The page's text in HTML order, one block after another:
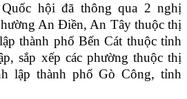
hội đã thông qua 2 nghị
An Điền, An Tây thuộc thị
thành phố Bến Cát thuộc tỉnh
sắp xếp các phường thuộc thị
lập thành phố Gò Công, tỉnh